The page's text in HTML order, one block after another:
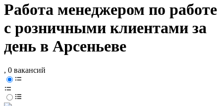
Работа менеджером по работе
с розничными клиентами за
день в Арсеньеве
, 0 вакансий